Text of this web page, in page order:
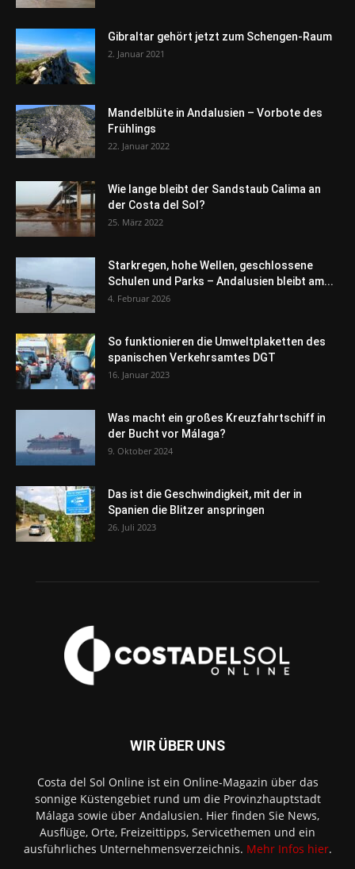
Gibraltar gehört jetzt zum Schengen-Raum
2. Januar 2021
Mandelblüte in Andalusien – Vorbote des
Frühlings
22. Januar 2022
Wie lange bleibt der Sandstaub Calima an
der Costa del Sol?
25. März 2022
Starkregen, hohe Wellen, geschlossene
Schulen und Parks – Andalusien bleibt am...
4. Februar 2026
So funktionieren die Umweltplaketten des
spanischen Verkehrsamtes DGT
16. Januar 2023
Was macht ein großes Kreuzfahrtschiff in
der Bucht vor Málaga?
9. Oktober 2024
Das ist die Geschwindigkeit, mit der in
Spanien die Blitzer anspringen
26. Juli 2023
WIR ÜBER UNS
Costa del Sol Online ist ein Online-Magazin über das
sonnige Küstengebiet rund um die Provinzhauptstadt
Málaga sowie über Andalusien. Hier finden Sie News,
Ausflüge, Orte, Freizeittipps, Servicethemen und ein
ausführliches Unternehmensverzeichnis. Mehr Infos hier.